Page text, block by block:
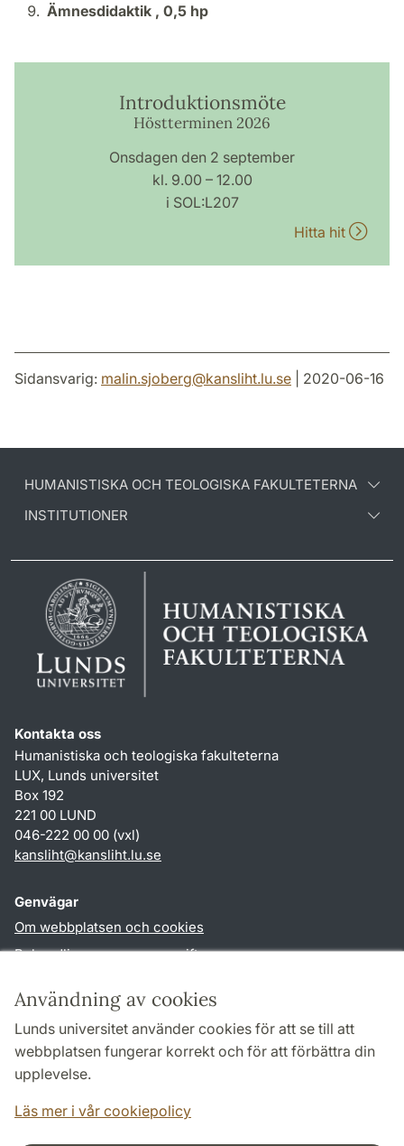
Användning av cookies
Lunds universitet använder cookies för att se till att
webbplatsen fungerar korrekt och för att förbättra din
upplevelse.
Läs mer i vår cookiepolicy
Ämnesdidaktik , 0,5 hp
Introduktionsmöte
Höstterminen 2026
Onsdagen den 2 september
kl. 9.00 – 12.00
i SOL:L207
Hitta hit
Sidansvarig: malin.sjoberg@kansliht.lu.se | 2020-06-16
HUMANISTISKA OCH TEOLOGISKA FAKULTETERNA
INSTITUTIONER
Kontakta oss
Humanistiska och teologiska fakulteterna
LUX, Lunds universitet
Box 192
221 00 LUND
046-222 00 00 (vxl)
kansliht@kansliht.lu.se
Genvägar
Om webbplatsen och cookies
Behandling av personuppgifter
TYPO3-login
Följ oss i sociala medier